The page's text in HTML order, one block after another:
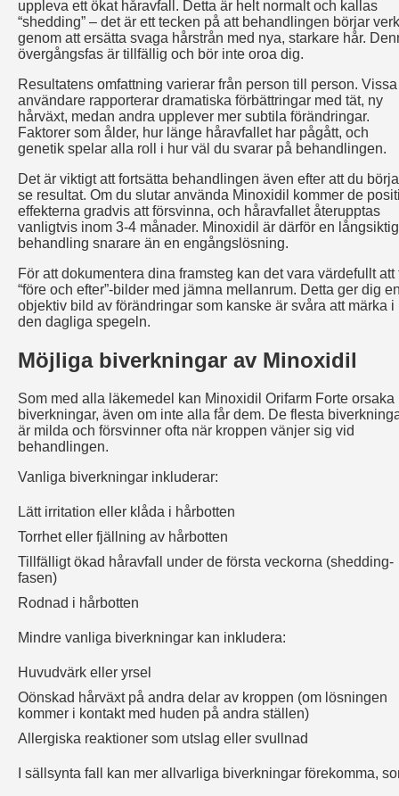
uppleva ett ökat håravfall. Detta är helt normalt och kallas
“shedding” – det är ett tecken på att behandlingen börjar
genom att ersätta svaga hårstrån med nya, starkare hår.
övergångsfas är tillfällig och bör inte oroa dig.
Resultatens omfattning varierar från person till person. Vissa
användare rapporterar dramatiska förbättringar med tät, ny
hårväxt, medan andra upplever mer subtila förändringar.
Faktorer som ålder, hur länge håravfallet har pågått, och
genetik spelar alla roll i hur väl du svarar på behandlingen.
Det är viktigt att fortsätta behandlingen även efter att du
se resultat. Om du slutar använda Minoxidil kommer de
effekterna gradvis att försvinna, och håravfallet återupptas
vanligtvis inom 3-4 månader. Minoxidil är därför en långsiktig
behandling snarare än en engångslösning.
För att dokumentera dina framsteg kan det vara värdefullt att
“före och efter”-bilder med jämna mellanrum. Detta ger dig
objektiv bild av förändringar som kanske är svåra att märka i
den dagliga spegeln.
Möjliga biverkningar av Minoxidil
Som med alla läkemedel kan Minoxidil Orifarm Forte orsaka
biverkningar, även om inte alla får dem. De flesta
är milda och försvinner ofta när kroppen vänjer sig vid
behandlingen.
Vanliga biverkningar inkluderar:
Lätt irritation eller klåda i hårbotten
Torrhet eller fjällning av hårbotten
Tillfälligt ökad håravfall under de första veckorna (shedding-
fasen)
Rodnad i hårbotten
Mindre vanliga biverkningar kan inkludera:
Huvudvärk eller yrsel
Oönskad hårväxt på andra delar av kroppen (om lösningen
kommer i kontakt med huden på andra ställen)
Allergiska reaktioner som utslag eller svullnad
I sällsynta fall kan mer allvarliga biverkningar förekomma,